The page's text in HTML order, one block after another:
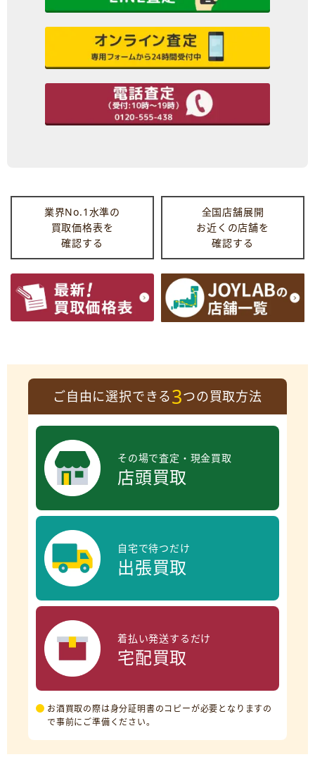
業界No.1水準の
買取価格表を
確認する
全国店舗展開
お近くの店舗を
確認する
ご自由に選択できる3つの買取方法
その場で査定・現金買取
店頭買取
自宅で待つだけ
出張買取
着払い発送するだけ
宅配買取
お酒買取の際は身分証明書のコピーが必要となりますの
で事前にご準備ください。